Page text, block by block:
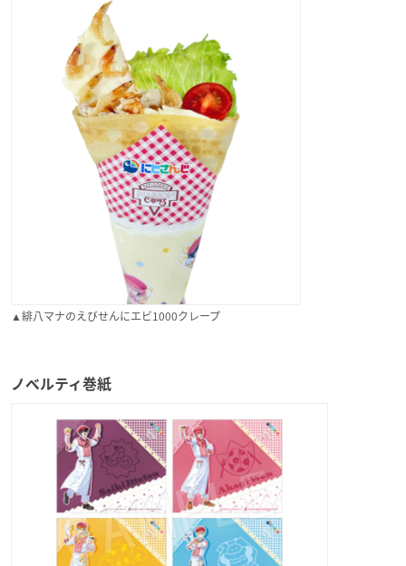
▲緋八マナのえびせんにエビ1000クレープ
ノベルティ巻紙